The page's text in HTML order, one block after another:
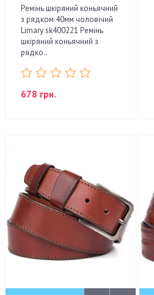
Ремінь шкіряний коньячний
з рядком 40мм чоловічий
Limary sk400221 Ремінь
шкіряний коньячний з
рядко..
678 грн.